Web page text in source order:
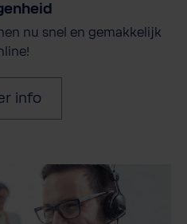
nu snel en gemakkelijk
info